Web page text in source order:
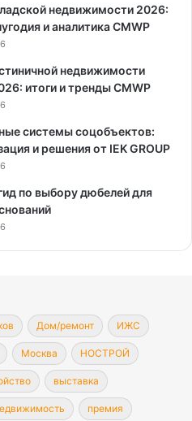
недвижимости 2026:
и аналитика CMWP
недвижимости
итоги и тренды CMWP
системы соцобъектов:
и решения от IEK GROUP
по выбору дюбелей для
Дом/ремонт ИЖС
Москва НОСТРОЙ
выставка
премия